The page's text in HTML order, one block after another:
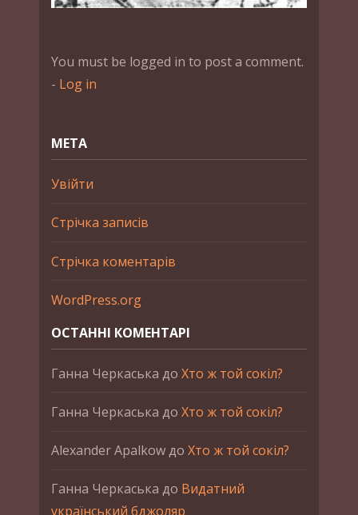
You must be logged in to post a comment.
- Log in
МЕТА
Увійти
Стрічка записів
Стрічка коментарів
WordPress.org
ОСТАННІ КОМЕНТАРІ
Ганна Черкаська до Хто ж той сокіл?
Ганна Черкаська до Хто ж той сокіл?
Alexander Apalkowдо Хто ж той сокіл?
Ганна Черкаська до Видатний
український бджоляр